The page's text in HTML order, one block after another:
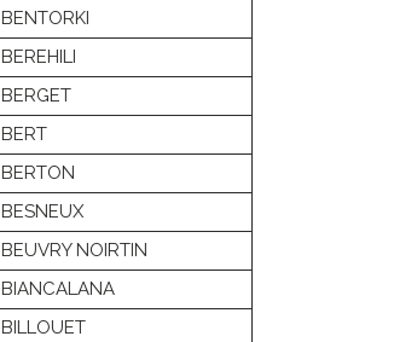
BENTORKI
BEREHILI
BERGET
BERT
BERTON
BESNEUX
BEUVRY NOIRTIN
BIANCALANA
BILLOUET